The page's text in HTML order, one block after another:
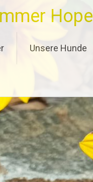
Hope
Unsere Hunde